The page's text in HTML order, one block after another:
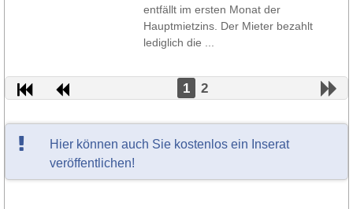
entfällt im ersten Monat der
Hauptmietzins. Der Mieter bezahlt
lediglich die ...
1 2
Hier können auch Sie kostenlos ein Inserat
veröffentlichen!